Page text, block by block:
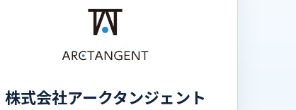
株式会社アークタンジェント